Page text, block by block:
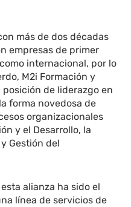
más de dos décadas
empresas de primer
internacional, por lo
M2i Formación y
de liderazgo en
forma novedosa de
organizacionales
y el Desarrollo, la
Gestión del
alianza ha sido el
línea de servicios de